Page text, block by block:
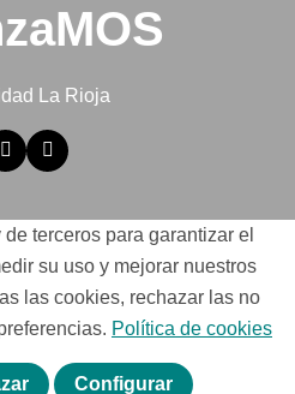
La Rioja
terceros para garantizar el
su uso y mejorar nuestros
las cookies, rechazar las no
Política de cookies
Configurar